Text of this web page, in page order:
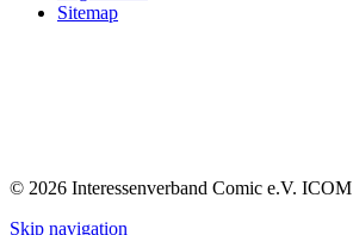
Sitemap
© 2026 Interessenverband Comic e.V. ICOM
Skip navigation